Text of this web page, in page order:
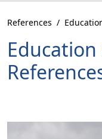
References